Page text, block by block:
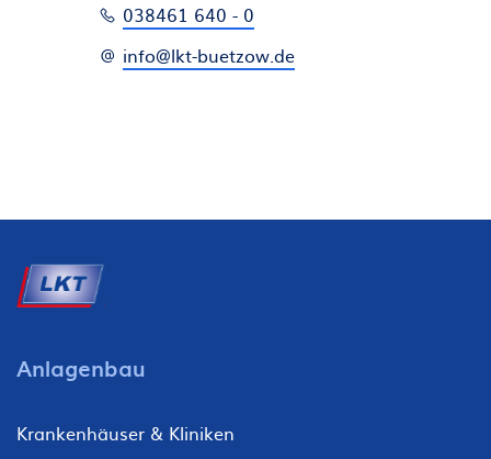
038461 640 - 0
info@lkt-buetzow.de
Anlagenbau
Krankenhäuser & Kliniken